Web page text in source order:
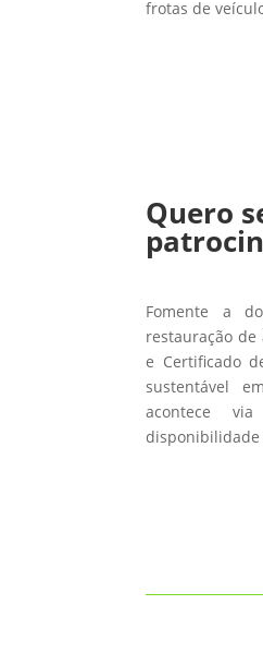
frotas de
Quero
Fomente a
restauração
e Certificado
sustentável
acontece
disponibilidade